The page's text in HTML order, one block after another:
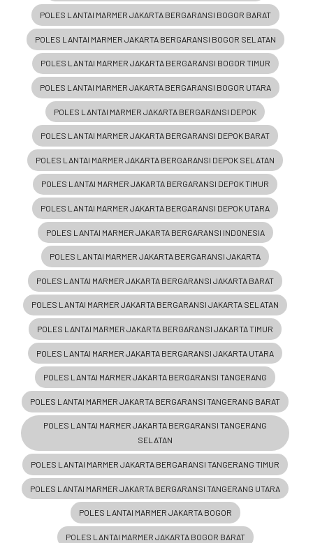
POLES LANTAI MARMER JAKARTA BERGARANSI BOGOR BARAT
POLES LANTAI MARMER JAKARTA BERGARANSI BOGOR SELATAN
POLES LANTAI MARMER JAKARTA BERGARANSI BOGOR TIMUR
POLES LANTAI MARMER JAKARTA BERGARANSI BOGOR UTARA
POLES LANTAI MARMER JAKARTA BERGARANSI DEPOK
POLES LANTAI MARMER JAKARTA BERGARANSI DEPOK BARAT
POLES LANTAI MARMER JAKARTA BERGARANSI DEPOK SELATAN
POLES LANTAI MARMER JAKARTA BERGARANSI DEPOK TIMUR
POLES LANTAI MARMER JAKARTA BERGARANSI DEPOK UTARA
POLES LANTAI MARMER JAKARTA BERGARANSI INDONESIA
POLES LANTAI MARMER JAKARTA BERGARANSI JAKARTA
POLES LANTAI MARMER JAKARTA BERGARANSI JAKARTA BARAT
POLES LANTAI MARMER JAKARTA BERGARANSI JAKARTA SELATAN
POLES LANTAI MARMER JAKARTA BERGARANSI JAKARTA TIMUR
POLES LANTAI MARMER JAKARTA BERGARANSI JAKARTA UTARA
POLES LANTAI MARMER JAKARTA BERGARANSI TANGERANG
POLES LANTAI MARMER JAKARTA BERGARANSI TANGERANG BARAT
POLES LANTAI MARMER JAKARTA BERGARANSI TANGERANG
SELATAN
POLES LANTAI MARMER JAKARTA BERGARANSI TANGERANG TIMUR
POLES LANTAI MARMER JAKARTA BERGARANSI TANGERANG UTARA
POLES LANTAI MARMER JAKARTA BOGOR
POLES LANTAI MARMER JAKARTA BOGOR BARAT